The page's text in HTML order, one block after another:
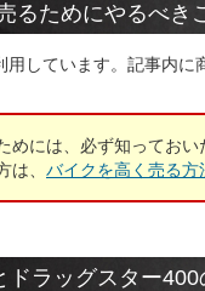
るためにやるべき
用しています。記事内に
めには、必ず知ってお
は、 バイクを高く売る方
ドラッグスター